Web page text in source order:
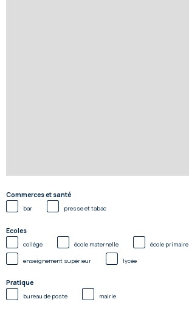
Commerces et santé
bar presse et tabac
Ecoles
collège école maternelle école primaire
enseignement supérieur lycée
Pratique
bureau de poste mairie